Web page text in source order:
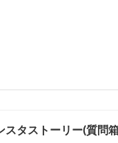
スタストーリー(質問